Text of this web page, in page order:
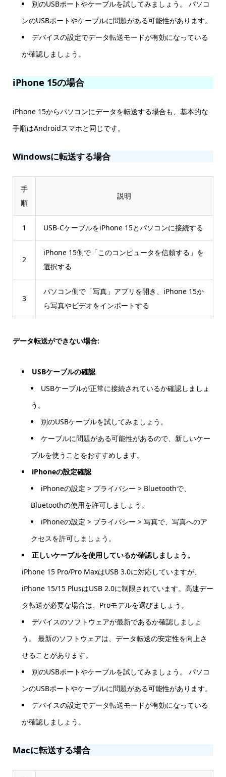
別のUSBポートやケーブルを試してみましょう。 パソコ
ンのUSBポートやケーブルに問題がある可能性があります。
デバイスの設定でデータ転送モードが有効になっている
か確認しましょう。
iPhone 15の場合
iPhone 15からパソコンにデータを転送する場合も、基本的な
手順はAndroidスマホと同じです。
Windowsに転送する場合
手
順
説明
1 USB-CケーブルをiPhone 15とパソコンに接続する
2
iPhone 15側で「このコンピュータを信頼する」を
選択する
3
パソコン側で「写真」アプリを開き、iPhone 15か
ら写真やビデオをインポートする
データ転送ができない場合:
USBケーブルの確認
USBケーブルが正常に接続されているか確認しましょ
う。
別のUSBケーブルを試してみましょう。
ケーブルに問題がある可能性があるので、新しいケー
ブルを使うことをおすすめします。
iPhoneの設定確認
iPhoneの設定 > プライバシー > Bluetoothで、
Bluetoothの使用を許可しましょう。
iPhoneの設定 > プライバシー > 写真で、写真へのア
クセスを許可しましょう。
正しいケーブルを使用しているか確認しましょう。
iPhone 15 Pro/Pro MaxはUSB 3.0に対応していますが、
iPhone 15/15 PlusはUSB 2.0に制限されています。高速デー
タ転送が必要な場合は、Proモデルを選びましょう。
デバイスのソフトウェアが最新であるか確認しましょ
う。 最新のソフトウェアは、データ転送の安定性を向上さ
せることがあります。
別のUSBポートやケーブルを試してみましょう。 パソコ
ンのUSBポートやケーブルに問題がある可能性があります。
デバイスの設定でデータ転送モードが有効になっている
か確認しましょう。
Macに転送する場合